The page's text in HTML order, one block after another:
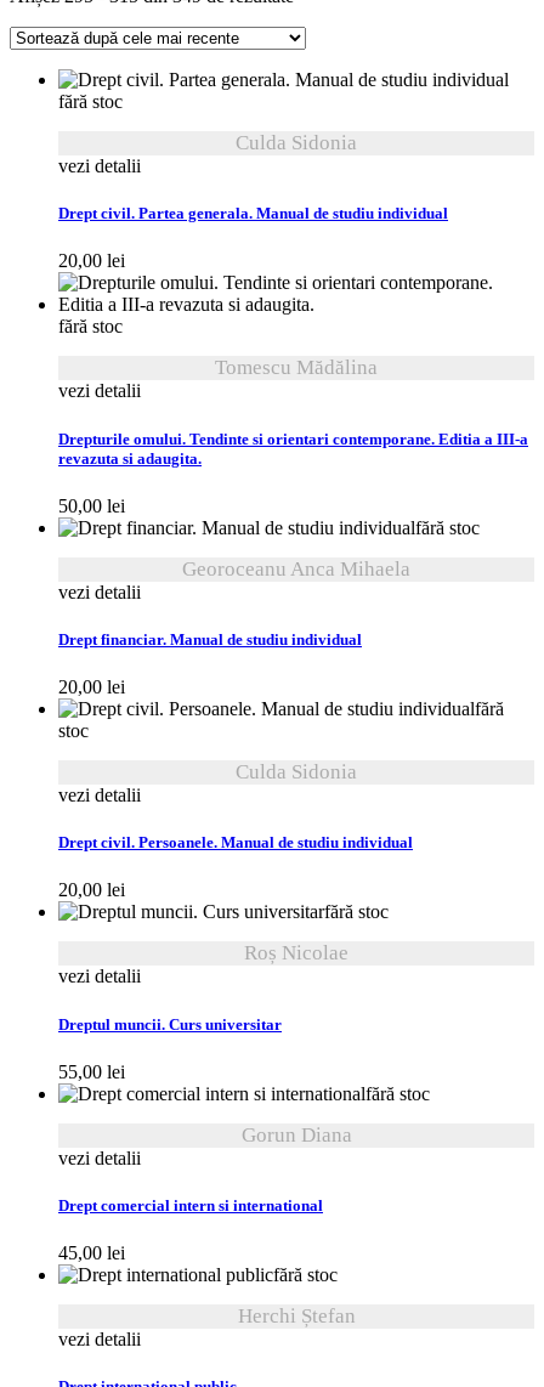
cele
recente
fără stoc
Culda Sidonia
vezi detalii
Drept civil. Partea generala. Manual de studiu individual
20,00 lei
fără stoc
Tomescu Mădălina
vezi detalii
Drepturile omului. Tendinte si orientari contemporane. Editia a III-a
revazuta si adaugita.
50,00 lei
fără stoc
Georoceanu Anca Mihaela
vezi detalii
Drept financiar. Manual de studiu individual
20,00 lei
fără
stoc
Culda Sidonia
vezi detalii
Drept civil. Persoanele. Manual de studiu individual
20,00 lei
fără stoc
Roș Nicolae
vezi detalii
Dreptul muncii. Curs universitar
55,00 lei
fără stoc
Gorun Diana
vezi detalii
Drept comercial intern si international
45,00 lei
fără stoc
Herchi Ștefan
vezi detalii